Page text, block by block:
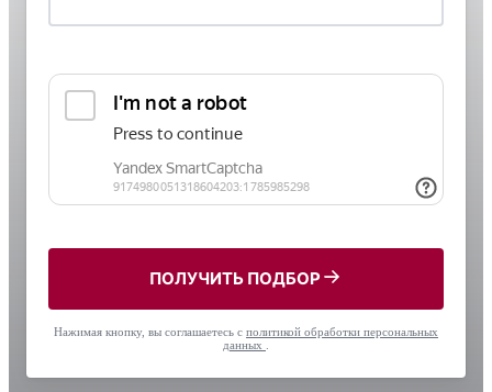
ПОЛУЧИТЬ ПОДБОР
Нажимая кнопку, вы соглашаетесь с политикой обработки персональных
данных